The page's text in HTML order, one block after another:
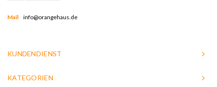
Mail info@orangehaus.de
KUNDENDIENST
KATEGORIEN